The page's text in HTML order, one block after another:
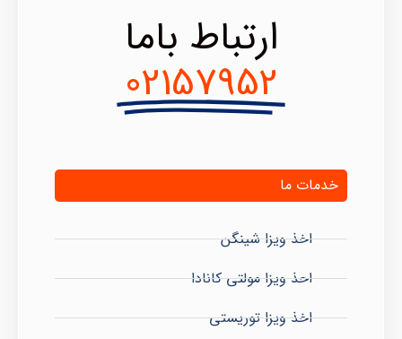
ارتباط باما
02157952
خدمات ما
اخذ ویزا شینگن
احذ ویزا مولتی کانادا
اخذ ویزا توریستی